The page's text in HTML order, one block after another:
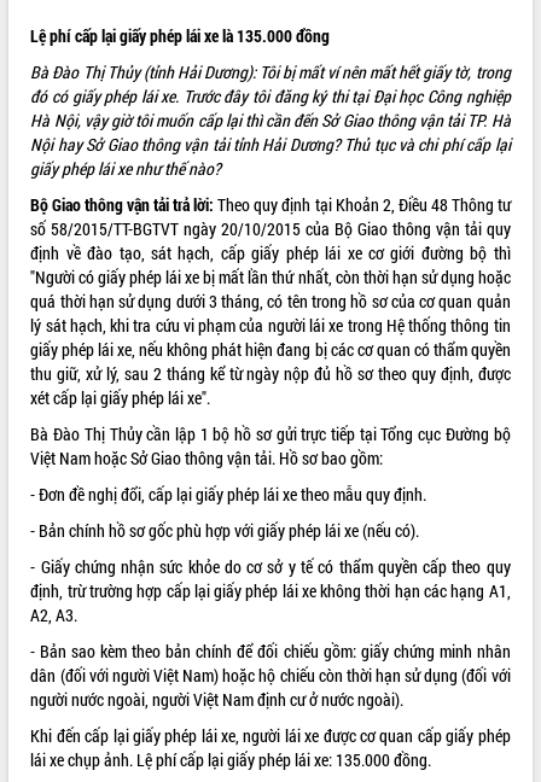
VIDEO
Không có file video nào để phát.
ALBUM ẢNH
LIÊN KẾT WEB
Lệ phí cấp lại giấy phép lái xe là 135.000 đồng
Bà Đào Thị Thủy (tỉnh Hải Dương): Tôi bị mất ví nên mất hết giấy tờ, trong
đó có giấy phép lái xe. Trước đây tôi đăng ký thi tại Đại học Công nghiệp
Hà Nội, vậy giờ tôi muốn cấp lại thì cần đến Sở Giao thông vận tải TP. Hà
Nội hay Sở Giao thông vận tải tỉnh Hải Dương? Thủ tục và chi phí cấp lại
giấy phép lái xe như thế nào?
Bộ Giao thông vận tải trả lời: Theo quy định tại Khoản 2, Điều 48 Thông tư
số58/2015/TT-BGTVT ngày 20/10/2015 của Bộ Giao thông vận tải quy
định về đào tạo, sát hạch, cấp giấy phép lái xe cơ giới đường bộ thì
"Người có giấy phép lái xe bị mất lần thứ nhất, còn thời hạn sử dụng hoặc
quá thời hạn sử dụng dưới 3 tháng, có tên trong hồ sơ của cơ quan quản
lý sát hạch, khi tra cứu vi phạm của người lái xe trong Hệ thống thông tin
giấy phép lái xe, nếu không phát hiện đang bị các cơ quan có thẩm quyền
thu giữ, xử lý, sau 2 tháng kể từ ngày nộp đủ hồ sơ theo quy định, được
xét cấp lại giấy phép lái xe".
Bà Đào Thị Thủy cần lập 1 bộ hồ sơ gửi trực tiếp tại Tổng cục Đường bộ
Việt Nam hoặc Sở Giao thông vận tải. Hồ sơ bao gồm:
- Đơn đề nghị đổi, cấp lại giấy phép lái xe theo mẫu quy định.
- Bản chính hồ sơ gốc phù hợp với giấy phép lái xe (nếu có).
- Giấy chứng nhận sức khỏe do cơ sở y tế có thẩm quyền cấp theo quy
định, trừ trường hợp cấp lại giấy phép lái xe không thời hạn các hạng A1,
A2, A3.
- Bản sao kèm theo bản chính để đối chiếu gồm: giấy chứng minh nhân
dân (đối với người Việt Nam) hoặc hộ chiếu còn thời hạn sử dụng (đối với
người nước ngoài, người Việt Nam định cư ở nước ngoài).
Khi đến cấp lại giấy phép lái xe, người lái xe được cơ quan cấp giấy phép
lái xe chụp ảnh. Lệ phí cấp lại giấy phép lái xe: 135.000 đồng.